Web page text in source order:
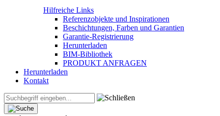
Hilfreiche Links
Referenzobjekte und Inspirationen
Beschichtungen, Farben und Garantien
Garantie-Registrierung
Herunterladen
BIM-Bibliothek
PRODUKT ANFRAGEN
Herunterladen
Kontakt